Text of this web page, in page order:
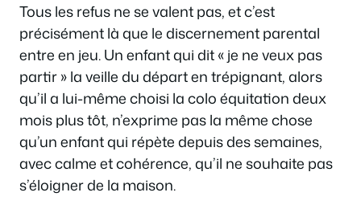
Tous les refus ne se valent pas, et c’est
précisément là que le discernement parental
entre en jeu. Un enfant qui dit « je ne veux pas
partir » la veille du départ en trépignant, alors
qu’il a lui-même choisi la colo équitation deux
mois plus tôt, n’exprime pas la même chose
qu’un enfant qui répète depuis des semaines,
avec calme et cohérence, qu’il ne souhaite pas
s’éloigner de la maison.